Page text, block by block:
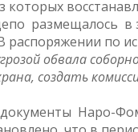
размещалось в
распоряжении по
обвала
создать
Наро-